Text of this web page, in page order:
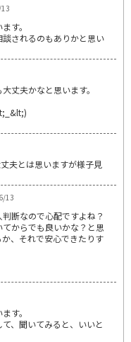
す。
されるのもありかと思い
丈夫かなと思います。
夫とは思いますが様子見
13
断なので心配ですよね？
からでも良いかな？と思
、それで安心できたりす
す。
、聞いてみると、いいと